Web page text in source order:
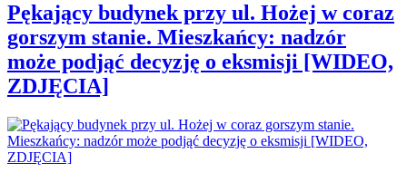
Pękający budynek przy ul. Hożej w coraz
gorszym stanie. Mieszkańcy: nadzór
może podjąć decyzję o eksmisji [WIDEO,
ZDJĘCIA]